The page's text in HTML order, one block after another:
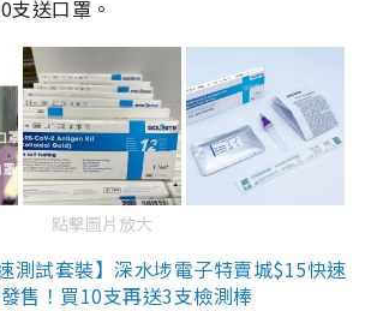
送口罩。
點擊圖片放大
測試套裝】深水埗電子特賣城$15快速
售！買10支再送3支檢測棒